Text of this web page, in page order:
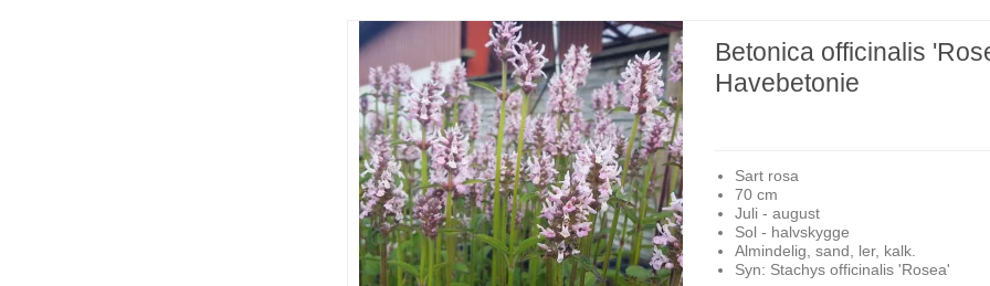
Betonica officinalis
Havebetonie
Sart rosa
70 cm
Juli - august
Sol - halvskygge
Almindelig, sand, ler, kalk.
Syn: Stachys officinalis 'Rosea'